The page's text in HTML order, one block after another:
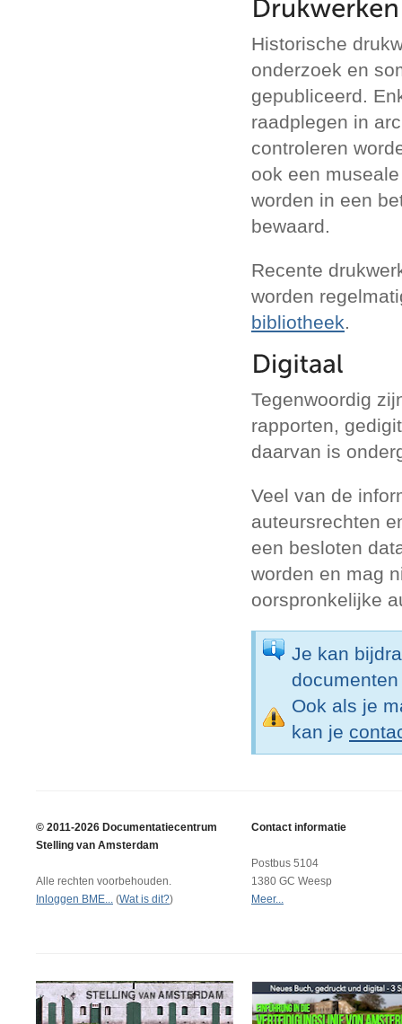
Historische
onderzoek en
gepubliceerd.
raadplegen in
controleren
ook een
worden in een
bewaard.
Recente
worden
bibliotheek.
Tegenwoordig
rapporten,
daarvan is
Veel van de
auteursrechten
een besloten
worden en mag
oorspronkelijke
Je kan
Ook als je
kan je
© 2011-2026 Documentatiecentrum
Stelling van Amsterdam
Alle rechten voorbehouden.
Inloggen BME...
(Wat is dit?)
Contact informatie
Postbus 5104
1380 GC Weesp
Meer...